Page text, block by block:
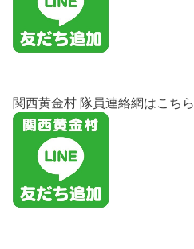
関西黄金村 隊員連絡網はこちら